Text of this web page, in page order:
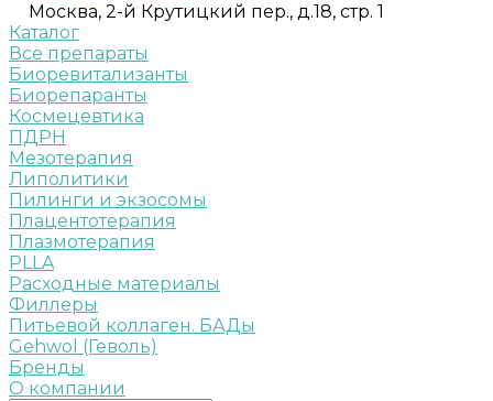
Москва, 2-й Крутицкий пер., д.18, стр. 1
Каталог
Все препараты
Биоревитализанты
Биорепаранты
Космецевтика
ПДРН
Мезотерапия
Липолитики
Пилинги и экзосомы
Плацентотерапия
Плазмотерапия
PLLA
Расходные материалы
Филлеры
Питьевой коллаген. БАДы
Gehwol (Геволь)
Бренды
О компании